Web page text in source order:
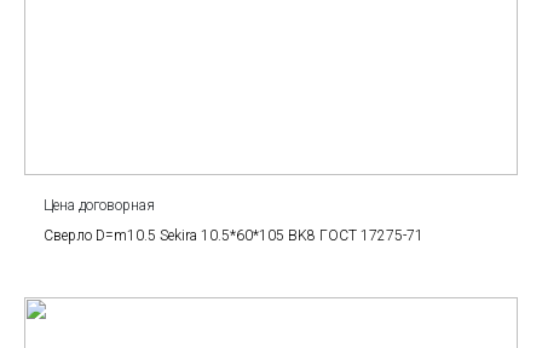
Цена договорная
Сверло D=m10.5 Sekira 10.5*60*105 BK8 ГОСТ 17275-71